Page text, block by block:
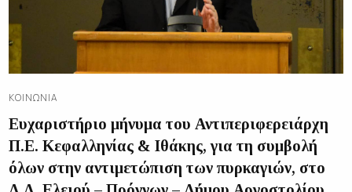
ΚΟΙΝΩΝΊΑ
Ευχαριστήριο μήνυμα του Αντιπεριφερειάρχη
Π.Ε. Κεφαλληνίας & Ιθάκης, για τη συμβολή
όλων στην αντιμετώπιση των πυρκαγιών, στο